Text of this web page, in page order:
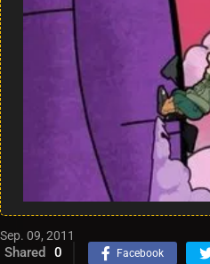
Sep. 09, 2011
Shared 0 Facebook